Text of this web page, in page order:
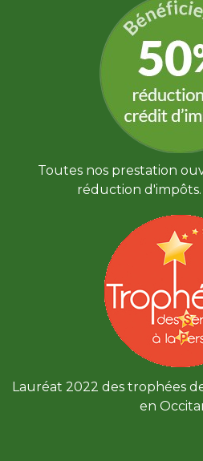
Toutes nos prestation
réduction
Lauréat 2022 des trophées
en